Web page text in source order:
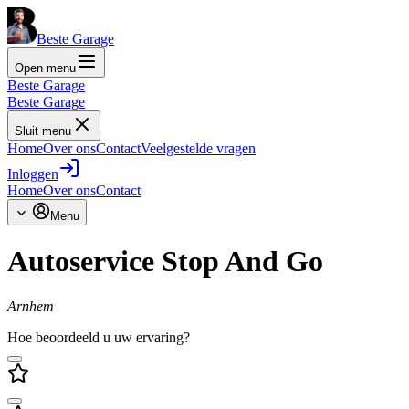
Beste Garage
Open menu
Beste Garage
Beste Garage
Sluit menu
HomeOver onsContactVeelgestelde vragen
Inloggen
HomeOver onsContact
Menu
Autoservice Stop And Go
Arnhem
Hoe beoordeeld u uw ervaring?